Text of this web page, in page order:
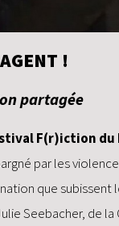
!
partagée
F(r)iction du
par les
que subissent
Seebacher, de la